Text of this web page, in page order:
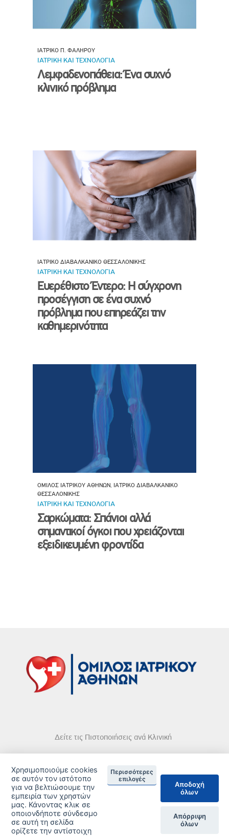
ΙΑΤΡΙΚΟ Π. ΦΑΛΗΡΟΥ
ΙΑΤΡΙΚΗ ΚΑΙ ΤΕΧΝΟΛΟΓΙΑ
Λεμφαδενοπάθεια: Ένα συχνό
κλινικό πρόβλημα
ΙΑΤΡΙΚΟ ΔΙΑΒΑΛΚΑΝΙΚΟ ΘΕΣΣΑΛΟΝΙΚΗΣ
ΙΑΤΡΙΚΗ ΚΑΙ ΤΕΧΝΟΛΟΓΙΑ
Ευερέθιστο Έντερο: Η σύγχρονη
προσέγγιση σε ένα συχνό
πρόβλημα που επηρεάζει την
καθημερινότητα
ΟΜΙΛΟΣ ΙΑΤΡΙΚΟΥ ΑΘΗΝΩΝ, ΙΑΤΡΙΚΟ ΔΙΑΒΑΛΚΑΝΙΚΟ
ΘΕΣΣΑΛΟΝΙΚΗΣ
ΙΑΤΡΙΚΗ ΚΑΙ ΤΕΧΝΟΛΟΓΙΑ
Σαρκώματα: Σπάνιοι αλλά
σημαντικοί όγκοι που χρειάζονται
εξειδικευμένη φροντίδα
Δείτε τις Πιστοποιήσεις ανά Κλινική
© 2026 Copyright © Iatriko.gr | Powered by Aboutnet
Χρησιμοποιούμε cookies
σε αυτόν τον ιστότοπο
για να βελτιώσουμε την
εμπειρία των χρηστών
μας. Κάνοντας κλικ σε
οποιονδήποτε σύνδεσμο
σε αυτή τη σελίδα
ορίζετε την αντίστοιχη
Περισσότερες
επιλογές
Αποδοχή
όλων
Απόρριψη
όλων